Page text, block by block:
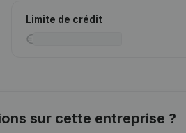
Limite de crédit
sur cette entreprise ?